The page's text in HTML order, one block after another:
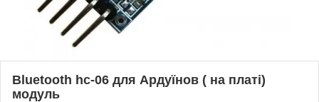
Bluetooth hc-06 для Ардуїнов ( на платі)
модуль